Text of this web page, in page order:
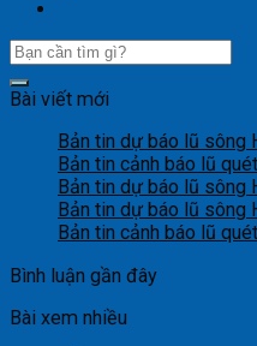
Bài viết mới
Bản tin dự báo lũ sông
Bản tin cảnh báo lũ
Bản tin dự báo lũ sông
Bản tin dự báo lũ sông
Bản tin cảnh báo lũ
Bình luận gần đây
Bài xem nhiều